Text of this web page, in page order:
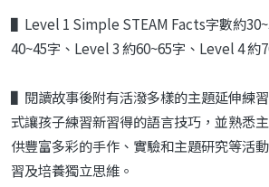
▌Level 1 Simple STEAM Facts字數約
40~45字、Level 3 約60~65字、Level 4 約
▌閱讀故事後附有活潑多樣的主題延伸練
式讓孩子練習新習得的語言技巧，並熟悉
供豐富多彩的手作、實驗和主題研究等活
習及培養獨立思維。